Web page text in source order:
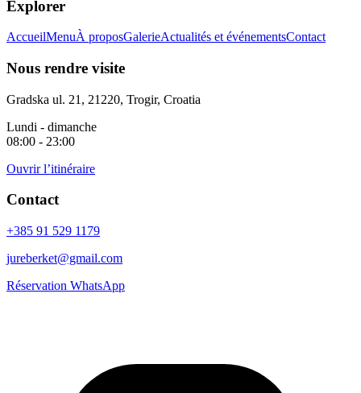
Explorer
AccueilMenuÀ proposGalerieActualités et événementsContact
Nous rendre visite
Gradska ul. 21, 21220, Trogir, Croatia
Lundi - dimanche
08:00 - 23:00
Ouvrir l’itinéraire
Contact
+385 91 529 1179
jureberket@gmail.com
Réservation WhatsApp